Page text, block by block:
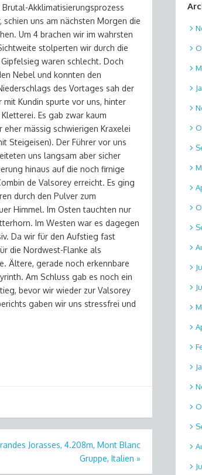
Akklimatisierungsprozess
uns am nächsten Morgen die
Um 4 brachen wir im wahrsten
stolperten wir durch die
waren schlecht. Doch
Nebel und konnten den
des Vortages sah der
mit Kundin spurte vor uns, hinter
Es gab zwar kaum
mässig schwierigen Kraxelei
Steigeisen). Der Führer vor uns
uns langsam aber sicher
hinaus auf die noch firnige
de Valsorey erreicht. Es ging
durch den Pulver zum
Himmel. Im Osten tauchten nur
Im Westen war es dagegen
Da wir für den Aufstieg fast
die Nordwest-Flanke als
Ältere, gerade noch erkennbare
Am Schluss gab es noch ein
bevor wir wieder zur Valsorey
gaben wir uns stressfrei und
Jorasses, 4.208m, Mont Blanc
Gruppe, Italien »